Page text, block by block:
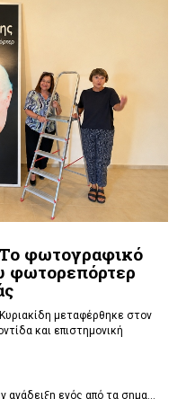
φωτογραφικό
φωτορεπόρτερ
μεταφέρθηκε στον
και επιστημονική
ανάδειξη ενός από τα σημα...